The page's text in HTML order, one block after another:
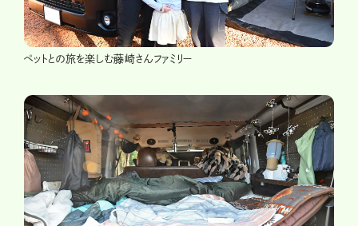
ペットとの旅を楽しむ藤崎さんファミリー